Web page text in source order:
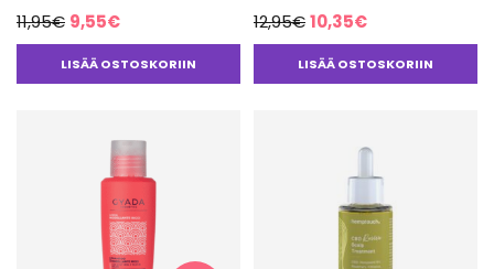
11,95€ Alkuperäinen
hinta
oli:
9,55€Nykyinen
hinta
on:
LISÄÄ OSTOSKORIIN
12,95€Alkuperäinen
hinta
oli:
10,35€Nykyinen
hinta
on:
LISÄÄ OSTOSKORIIN